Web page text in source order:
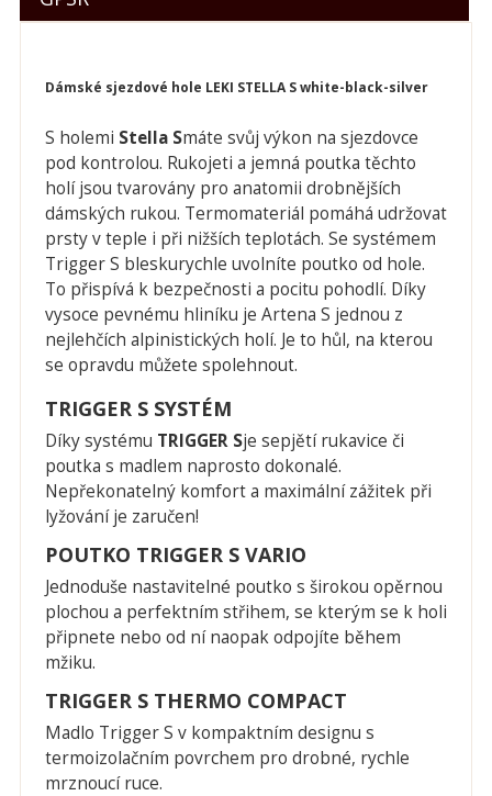
Dámské sjezdové hole LEKI STELLA S white-black-silver
S holemi Stella Smáte svůj výkon na sjezdovce
pod kontrolou. Rukojeti a jemná poutka těchto
holí jsou tvarovány pro anatomii drobnějších
dámských rukou. Termomateriál pomáhá udržovat
prsty v teple i při nižších teplotách. Se systémem
Trigger S bleskurychle uvolníte poutko od hole.
To přispívá k bezpečnosti a pocitu pohodlí. Díky
vysoce pevnému hliníku je Artena S jednou z
nejlehčích alpinistických holí. Je to hůl, na kterou
se opravdu můžete spolehnout.
TRIGGER S SYSTÉM
Díky systému TRIGGER Sje sepjětí rukavice či
poutka s madlem naprosto dokonalé.
Nepřekonatelný komfort a maximální zážitek při
lyžování je zaručen!
POUTKO TRIGGER S VARIO
Jednoduše nastavitelné poutko s širokou opěrnou
plochou a perfektním střihem, se kterým se k holi
připnete nebo od ní naopak odpojíte během
mžiku.
TRIGGER S THERMO COMPACT
Madlo Trigger S v kompaktním designu s
termoizolačním povrchem pro drobné, rychle
mrznoucí ruce.